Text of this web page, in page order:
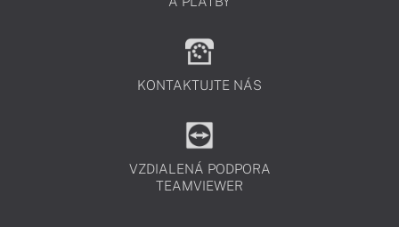
KONTAKTUJTE NÁS
VZDIALENÁ PODPORA
TEAMVIEWER